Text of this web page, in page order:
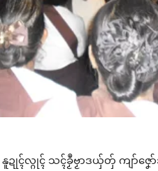
နူဍုၚ်လ္ဂုၚ် သၚ်ခၟဳဗၟာဒယှ်တှ် ကျာ်